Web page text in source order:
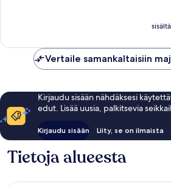
Vertaile samankaltaisiin
Kirjaudu sisään nähdäksesi
edut. Lisää uusia, palkitsevia
Kirjaudu sisään Liity, se on ilmaista
Tietoja alueesta